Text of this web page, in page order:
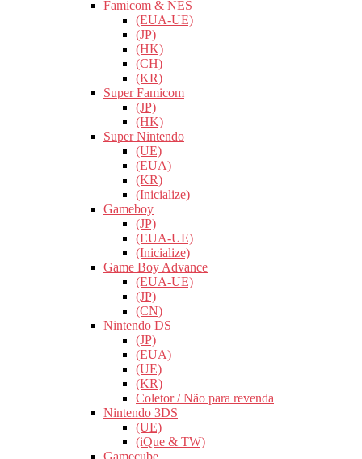
Famicom & NES
(EUA-UE)
(JP)
(HK)
(CH)
(KR)
Super Famicom
(JP)
(HK)
Super Nintendo
(UE)
(EUA)
(KR)
(Inicialize)
Gameboy
(JP)
(EUA-UE)
(Inicialize)
Game Boy Advance
(EUA-UE)
(JP)
(CN)
Nintendo DS
(JP)
(EUA)
(UE)
(KR)
Coletor / Não para revenda
Nintendo 3DS
(UE)
(iQue & TW)